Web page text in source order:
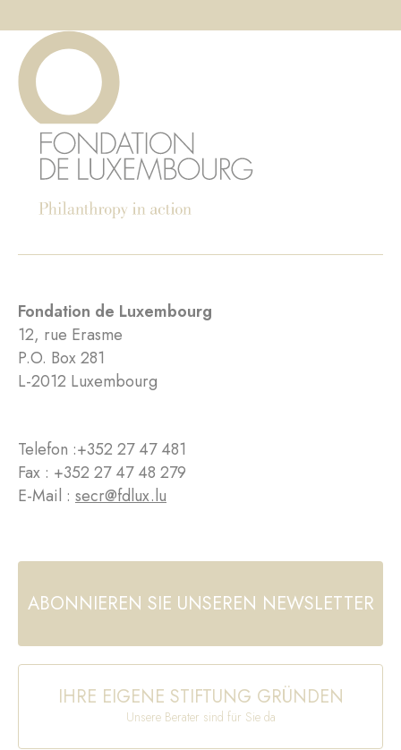
Fondation de Luxembourg
12, rue Erasme
P.O. Box 281
L-2012 Luxembourg
Telefon :+352 27 47 481
Fax : +352 27 47 48 279
E-Mail : secr@fdlux.lu
ABONNIEREN SIE UNSEREN NEWSLETTER
IHRE EIGENE STIFTUNG GRÜNDEN
Unsere Berater sind für Sie da